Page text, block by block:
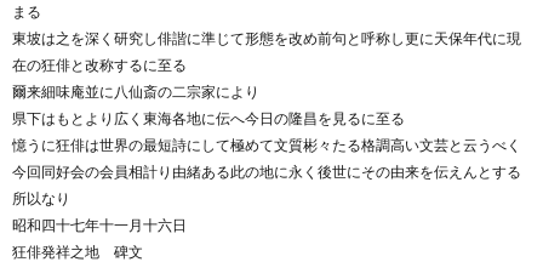
まる
東坡は之を深く研究し俳諧に準じて形態を改め前句と呼称し更に天保年代に現
在の狂俳と改称するに至る
爾来細味庵並に八仙斎の二宗家により
県下はもとより広く東海各地に伝へ今日の隆昌を見るに至る
憶うに狂俳は世界の最短詩にして極めて文質彬々たる格調高い文芸と云うべく
今回同好会の会員相計り由緒ある此の地に永く後世にその由来を伝えんとする
所以なり
昭和四十七年十一月十六日
狂俳発祥之地 碑文